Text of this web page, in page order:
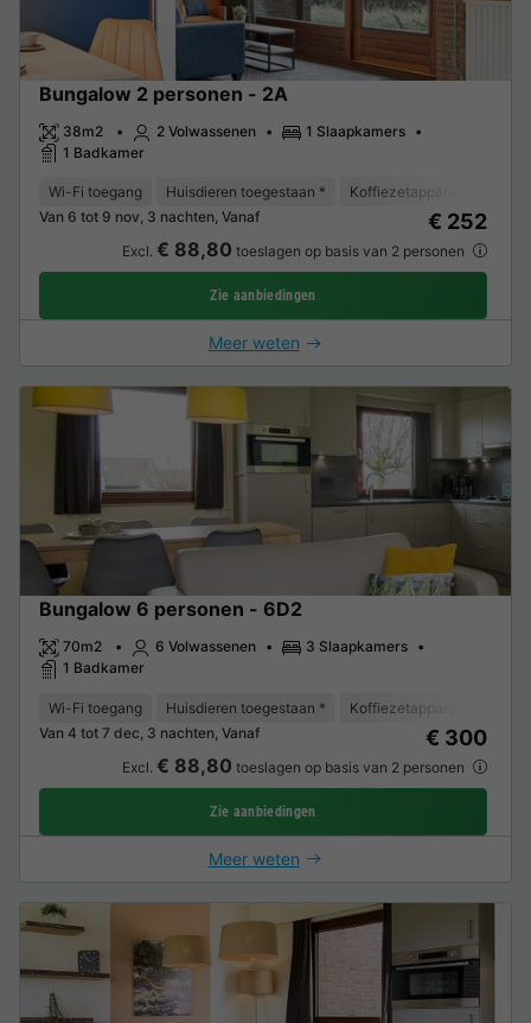
Bungalow 2 personen - 2A
38m2 2 Volwassenen
1 Slaapkamers
1 Badkamer
Wi-Fi toegang Huisdieren toegestaan * Koffiezetapparaat
Van 6 tot 9 nov, 3 nachten, Vanaf
€ 252
Excl. € 88,80 toeslagen op basis van 2 personen
Zie aanbiedingen
Meer weten
Bungalow 6 personen - 6D2
70m2 6 Volwassenen
3 Slaapkamers
1 Badkamer
Wi-Fi toegang Huisdieren toegestaan * Koffiezetapparaat
Van 4 tot 7 dec, 3 nachten, Vanaf
€ 300
Excl. € 88,80 toeslagen op basis van 2 personen
Zie aanbiedingen
Meer weten